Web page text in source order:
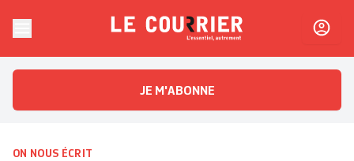
Le CourrierL'essentiel, autrement
JE M'ABONNE
ON NOUS ÉCRIT